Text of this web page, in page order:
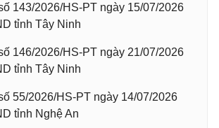
143/2026/HS-PT ngày 15/07/2026
tỉnh Tây Ninh
146/2026/HS-PT ngày 21/07/2026
tỉnh Tây Ninh
55/2026/HS-PT ngày 14/07/2026
tỉnh Nghệ An